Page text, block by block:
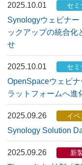
2025.10.01 セミ
Synologyウェビナ
ックアップの統合化
せ
2025.10.01 セミ
OpenSpaceウェビ
ラットフォームへ進
2025.09.26 イベ
Synology Solution
2025.09.26 新